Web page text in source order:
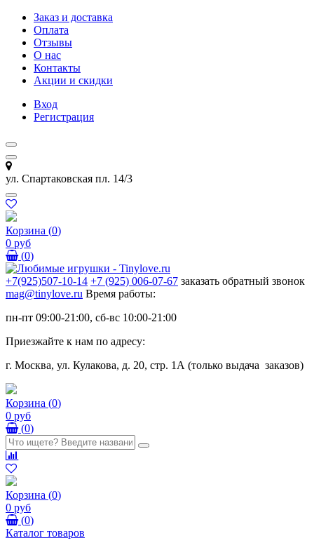
Заказ и доставка
Оплата
Отзывы
О нас
Контакты
Акции и скидки
Вход
Регистрация
ул. Спартаковская пл. 14/3
Корзина (0)
0 руб
(0)
+7(925)507-10-14 +7 (925) 006-07-67 заказать обратный звонок
mag@tinylove.ru Время работы:
пн-пт 09:00-21:00, сб-вс 10:00-21:00
Приезжайте к нам по адресу:
г. Москва, ул. Кулакова, д. 20, стр. 1А (только выдача заказов)
Корзина (0)
0 руб
(0)
Корзина (0)
0 руб
(0)
Каталог товаров